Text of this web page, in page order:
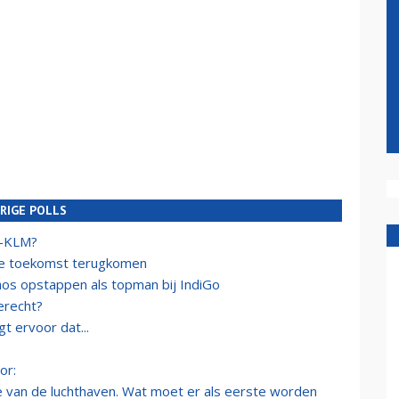
POLLS
toekomst terugkomen
opstappen als topman bij IndiGo
ervoor dat...
de luchthaven. Wat moet er als eerste worden